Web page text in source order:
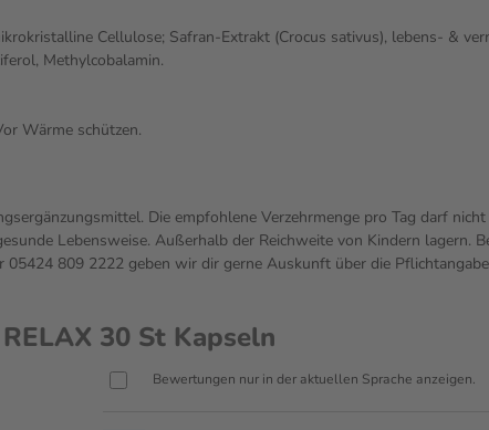
Cellulose; Safran-Extrakt (Crocus sativus), lebens- &
Methylcobalamin.
Wärme schützen.
Die empfohlene Verzehrmenge pro Tag darf
Lebensweise. Außerhalb der Reichweite von Kindern
809 2222 geben wir dir gerne Auskunft über die
30 St Kapseln
Bewertungen nur in der aktuellen Sprache anzeigen.